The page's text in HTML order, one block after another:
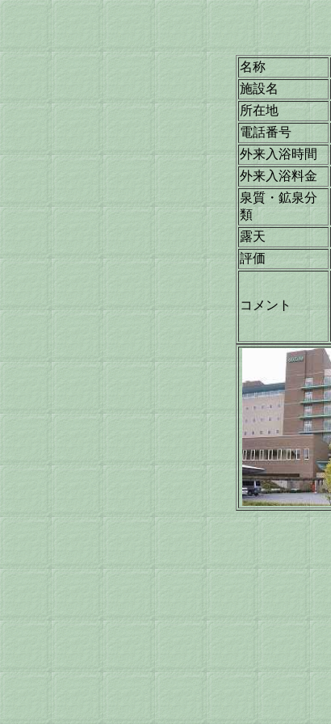
名称
施設名
所在地
電話番号
外来入浴時間
外来入浴料金
泉質・鉱泉分
類
露天
評価
コメント